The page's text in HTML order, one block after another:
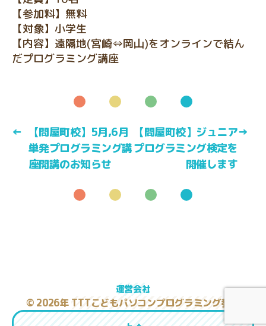
【参加料】無料
【対象】小学生
【内容】遠隔地(宮崎⇔岡山)をオンラインで結ん
だプログラミング講座
←
【問屋町校】5月,6月
単発プログラミング講
座開講のお知らせ
→
【問屋町校】ジュニア
プログラミング検定を
開催します
運営会社
© 2026年 TTTこどもパソコンプログラミング教室